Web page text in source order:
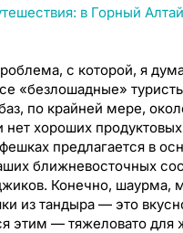
с которой, я
«безлошадные»
по крайней мере,
нет хороших продуктовых
предлагается в
ближневосточных
Конечно, шаурма,
из тандыра — это
этим — тяжеловато для